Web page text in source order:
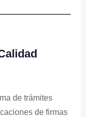
de trámites
de firmas